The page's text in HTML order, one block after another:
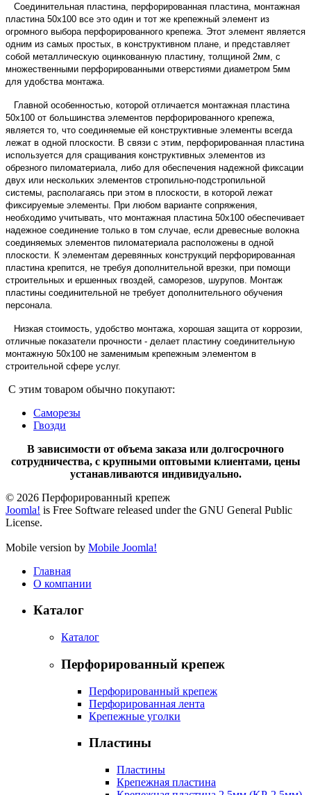
Соединительная пластина, перфорированная пластина, монтажная
пластина 50х100 все это один и тот же крепежный элемент из
огромного выбора перфорированного крепежа. Этот элемент является
одним из самых простых, в конструктивном плане, и представляет
собой металлическую оцинкованную пластину, толщиной 2мм, с
множественными перфорированными отверстиями диаметром 5мм
для удобства монтажа.
Главной особенностью, которой отличается монтажная пластина
50х100 от большинства элементов перфорированного крепежа,
является то, что соединяемые ей конструктивные элементы всегда
лежат в одной плоскости. В связи с этим, перфорированная пластина
используется для сращивания конструктивных элементов из
обрезного пиломатериала, либо для обеспечения надежной фиксации
двух или нескольких элементов стропильно-подстропильной
системы, располагаясь при этом в плоскости, в которой лежат
фиксируемые элементы. При любом варианте сопряжения,
необходимо учитывать, что монтажная пластина 50х100 обеспечивает
надежное соединение только в том случае, если древесные волокна
соединяемых элементов пиломатериала расположены в одной
плоскости. К элементам деревянных конструкций перфорированная
пластина крепится, не требуя дополнительной врезки, при помощи
строительных и ершенных гвоздей, саморезов, шурупов. Монтаж
пластины соединительной не требует дополнительного обучения
персонала.
Низкая стоимость, удобство монтажа, хорошая защита от коррозии,
отличные показатели прочности - делает пластину соединительную
монтажную 50х100 не заменимым крепежным элементом в
строительной сфере услуг.
С этим товаром обычно покупают:
Саморезы
Гвозди
В зависимости от объема заказа или долгосрочного
сотрудничества, с крупными оптовыми клиентами, цены
устанавливаются индивидуально.
© 2026 Перфорированный крепеж
Joomla! is Free Software released under the GNU General Public
License.
Mobile version by Mobile Joomla!
Главная
О компании
Каталог
Каталог
Перфорированный крепеж
Перфорированный крепеж
Перфорированная лента
Крепежные уголки
Пластины
Пластины
Крепежная пластина